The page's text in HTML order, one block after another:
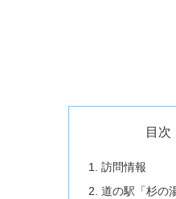
目次
訪問情報
道の駅「杉の